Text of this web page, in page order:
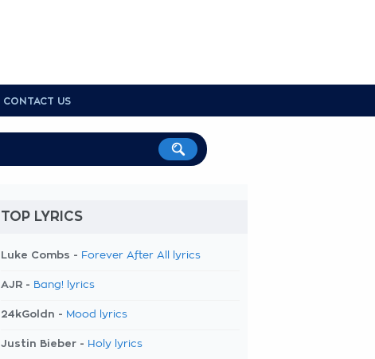
CONTACT US
TOP LYRICS
Luke Combs - Forever After All lyrics
AJR - Bang! lyrics
24kGoldn - Mood lyrics
Justin Bieber - Holy lyrics